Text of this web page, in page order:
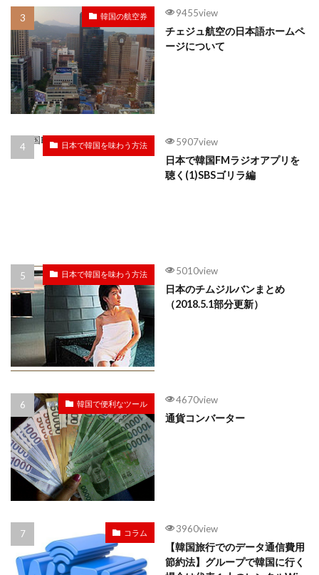
韓国の航空券 9455view
チェジュ航空の日本語ホームペ
ージについて
日本で韓国を味わう方法 5907view
日本で韓国FMラジオアプリを
聴く(1)SBSゴリラ編
日本で韓国を味わう方法 5010view
日本のチムジルバンまとめ
（2018.5.1部分更新）
韓国で便利なツール 4670view
通貨コンバーター
コラム 3960view
【韓国旅行でのデータ通信費用
節約法】グループで韓国に行く